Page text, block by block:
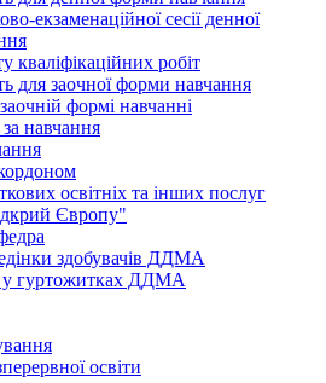
екзаменаційної сесії денної
кваліфікаційних робіт
для заочної форми навчання
формі навчанні
навчання
освітніх та інших послуг
Європу"
здобувачів ДДМА
гуртожитках ДДМА
освіти